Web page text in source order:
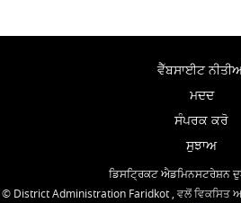
ਵੈੱਬਸਾਈਟ
ਮਦਦ
ਸੰਪਰਕ ਕਰੋ
ਸੁਝਾਅ
ਡਿਸਟ੍ਰਿਕਟ ਐਡਮਿਨਸਟਰੇਸ਼ਨ
© District Administration Faridkot , ਵਲੋਂ ਵਿਕਸਿਤ